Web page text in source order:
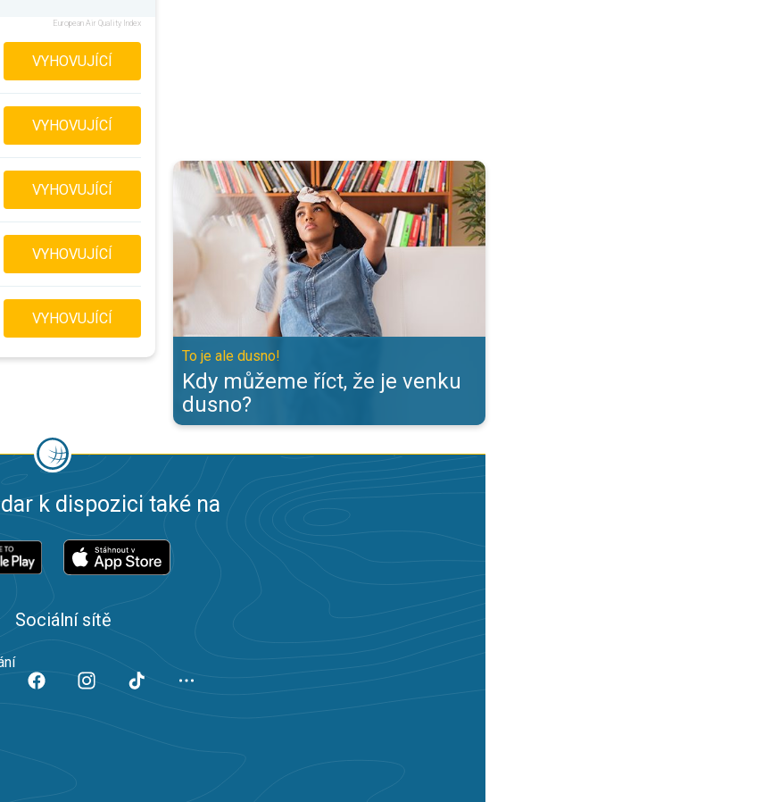
European Air Quality Index
VYHOVUJÍCÍ
VYHOVUJÍCÍ
VYHOVUJÍCÍ
VYHOVUJÍCÍ
VYHOVUJÍCÍ
Kdy můžeme říct, že je venku dusno?. To je ale dusno!. . .
To je ale dusno!
Kdy můžeme říct, že je venku
dusno?
k dispozici také na
Sociální sítě